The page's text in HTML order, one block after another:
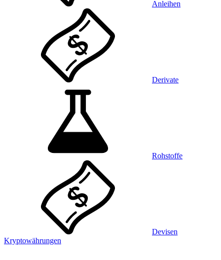
Anleihen
Derivate
Rohstoffe
Devisen
Kryptowährungen